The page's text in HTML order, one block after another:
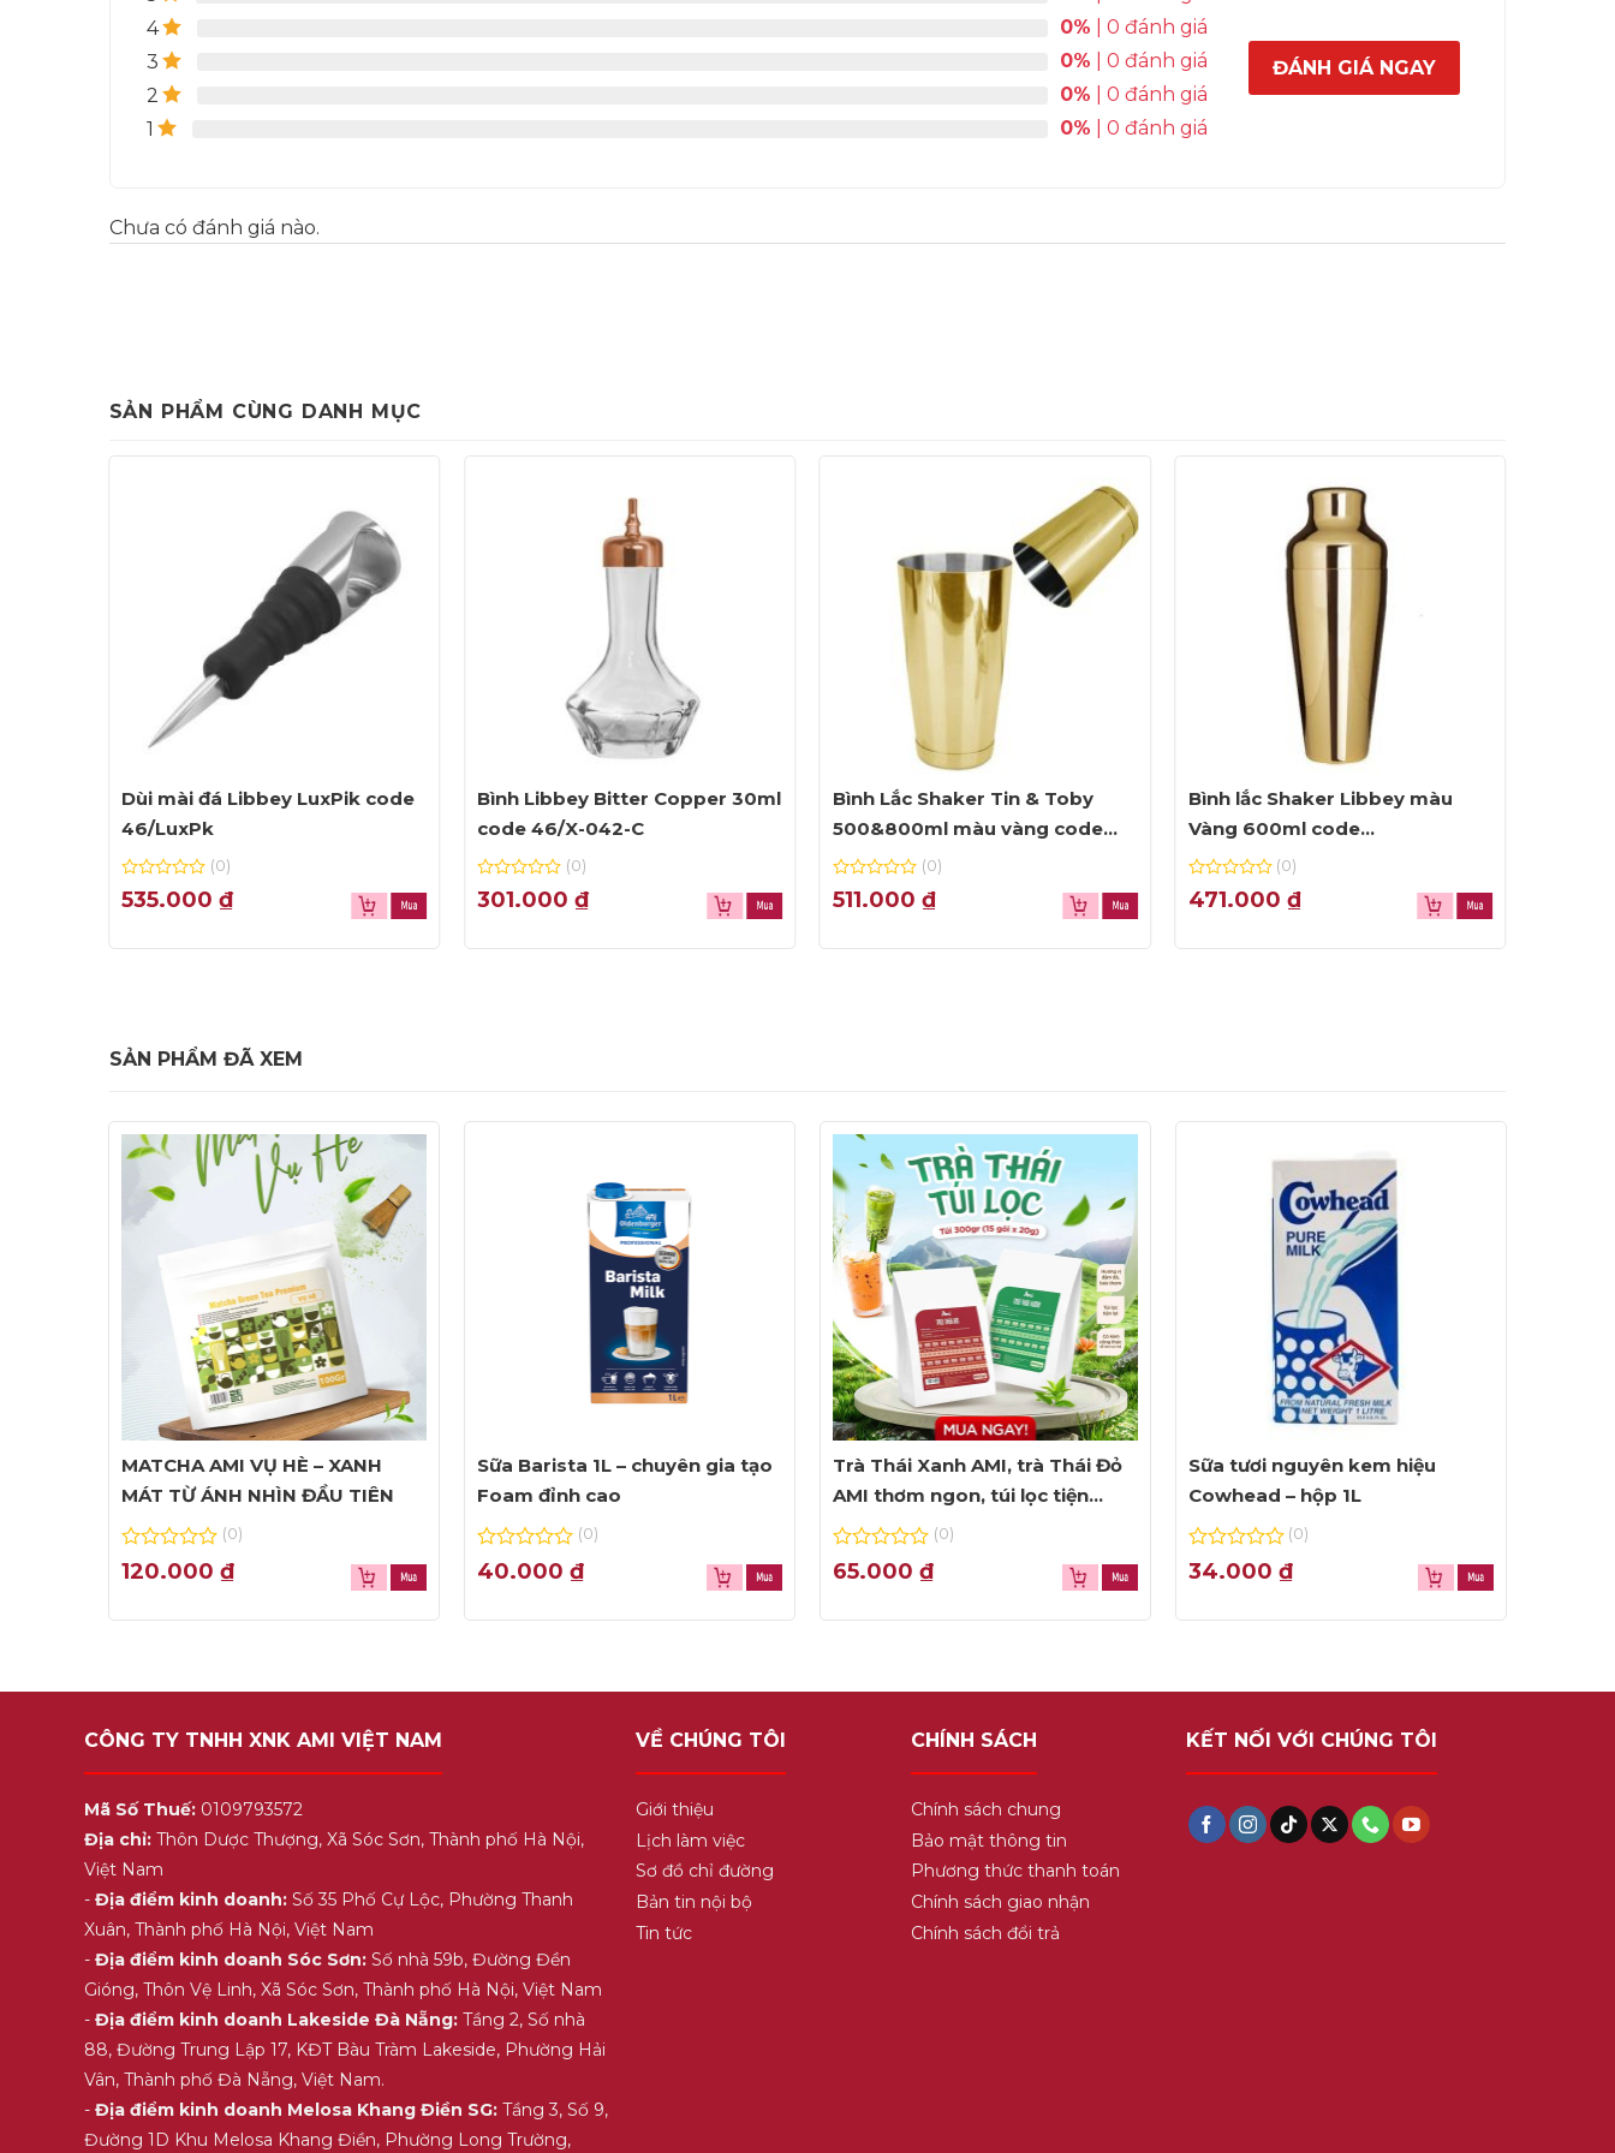
4
0% | 0 đánh giá
3
0% | 0 đánh giá
2
0% | 0 đánh giá
1
0% | 0 đánh giá
ĐÁNH GIÁ NGAY
Chưa có đánh giá nào.
SẢN PHẨM CÙNG DANH MỤC
Dùi mài đá Libbey LuxPik code
46/LuxPk
0
out
5
(0)
535.000₫
Bình Libbey Bitter Copper 30ml
code 46/X-042-C
0
out
5
(0)
301.000₫
Bình Lắc Shaker Tin & Toby
500&800ml màu vàng code
46/X 017 – G
0
out
5
(0)
511.000 ₫
Bình lắc Shaker Libbey màu
Vàng 600ml code
46/MSHACKER – G
0
out
5
(0)
471.000 ₫
SẢN PHẨM ĐÃ XEM
MATCHA AMI VỤ HÈ – XANH
MÁT TỪ ÁNH NHÌN ĐẦU TIÊN
0
out
5
(0)
120.000₫
Sữa Barista 1L – chuyên gia tạo
Foam đỉnh cao
0
out
5
(0)
40.000₫
Trà Thái Xanh AMI, trà Thái Đỏ
AMI thơm ngon, túi lọc tiện
dụng
0
out
5
(0)
65.000 ₫
Sữa tươi nguyên kem hiệu
Cowhead – hộp 1L
0
out
5
(0)
34.000 ₫
CÔNG TY TNHH XNK AMI VIỆT NAM
Mã Số Thuế: 0109793572
Địa chỉ: Thôn Dược Thượng, Xã Sóc Sơn, Thành phố Hà Nội,
Việt Nam
-Địa điểm kinh doanh: Số 35 Phố Cự Lộc, Phường Thanh
Xuân, Thành phố Hà Nội, Việt Nam
-Địa điểm kinh doanh Sóc Sơn: Số nhà 59b, Đường Đền
Gióng, Thôn Vệ Linh, Xã Sóc Sơn, Thành phố Hà Nội, Việt Nam
-Địa điểm kinh doanh Lakeside Đà Nẵng: Tầng 2, Số nhà
88, Đường Trung Lập 17, KĐT Bàu Tràm Lakeside, Phường Hải
Vân, Thành phố Đà Nẵng, Việt Nam.
-Địa điểm kinh doanh Melosa Khang Điền SG: Tầng 3, Số 9,
Đường 1D Khu Melosa Khang Điền, Phường Long Trường,
VỀ CHÚNG TÔI
Giới thiệu
Lịch làm việc
Sơ đồ chỉ đường
Bản tin nội bộ
Tin tức
CHÍNH SÁCH
Chính sách chung
Bảo mật thông tin
Phương thức thanh toán
Chính sách giao nhận
Chính sách đổi trả
KẾT NỐI VỚI CHÚNG TÔI